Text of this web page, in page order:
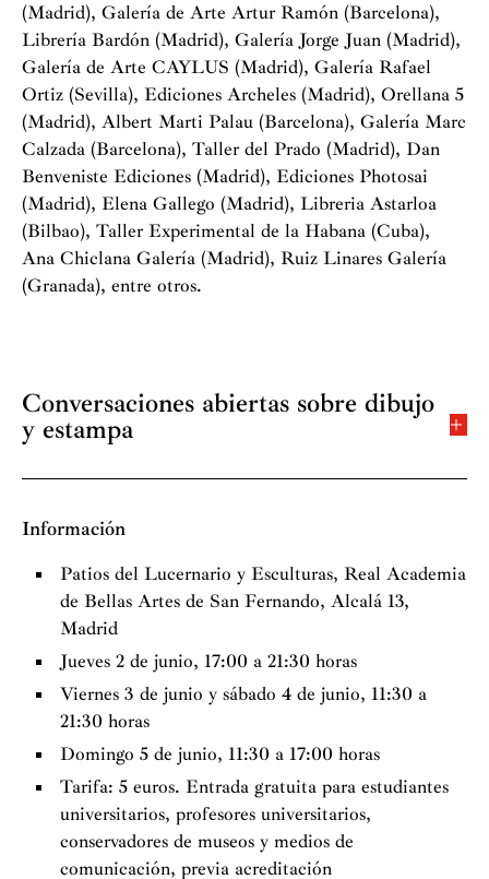
(Madrid), Galería de Arte Artur Ramón (Barcelona),
Librería Bardón (Madrid), Galería Jorge Juan (Madrid),
Galería de Arte CAYLUS (Madrid), Galería Rafael
Ortiz (Sevilla), Ediciones Archeles (Madrid), Orellana 5
(Madrid), Albert Marti Palau (Barcelona), Galería Marc
Calzada (Barcelona), Taller del Prado (Madrid), Dan
Benveniste Ediciones (Madrid), Ediciones Photosai
(Madrid), Elena Gallego (Madrid), Libreria Astarloa
(Bilbao), Taller Experimental de la Habana (Cuba),
Ana Chiclana Galería (Madrid), Ruiz Linares Galería
(Granada), entre otros.
Conversaciones abiertas sobre dibujo
y estampa
Viernes 3 de junio, 18:00 horas
estampas y las colecciones públicas
Juan Carrete,
académico correspondiente
Isabel García-Toraño, jefe de la Sección de
Dibujos de la Biblioteca Nacional de
España
Rosa Vives Piqué, directora del
Departamento de Arte de la Universidad de
Barcelona
Juan Bordes,académico delegado de la
Información
Patios del Lucernario y Esculturas, Real Academia
de Bellas Artes de San Fernando, Alcalá 13,
Madrid
Jueves 2 de junio, 17:00 a 21:30 horas
Viernes 3 de junio y sábado 4 de junio, 11:30 a
21:30 horas
Domingo 5 de junio, 11:30 a 17:00 horas
Tarifa: 5 euros. Entrada gratuita para estudiantes
universitarios, profesores universitarios,
conservadores de museos y medios de
comunicación, previa acreditación